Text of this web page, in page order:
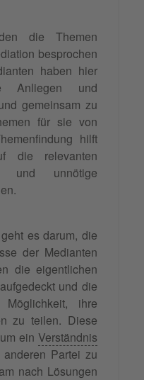
die Themen
besprochen
haben hier
Anliegen und
gemeinsam zu
für sie von
hilft
die relevanten
und unnötige
es darum, die
der Medianten
die eigentlichen
und die
ihre
zu teilen. Diese
ein Verständnis
Partei zu
nach Lösungen